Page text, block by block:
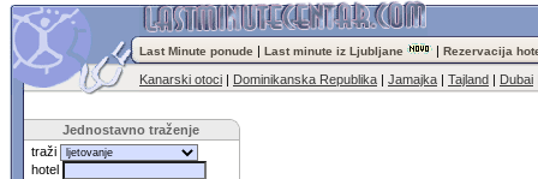
Last Minute ponude | Last minute iz Ljubljane | Rezervacija
Kanarski otoci | Dominikanska Republika | Jamajka | Tajland | Dubai
Jednostavno traženje
traži
hotel